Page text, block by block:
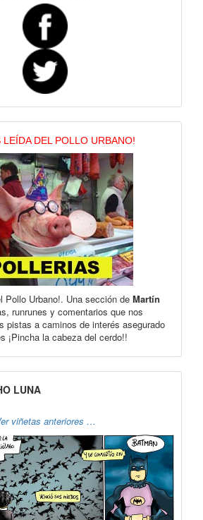
LEÍDA DEL POLLO URBANO!
Pollo Urbano!. Una sección de Martín
runrunes y comentarios que nos
pistas a caminos de interés asegurado
¡Pincha la cabeza del cerdo!!
LUNA
viñetas anteriores …